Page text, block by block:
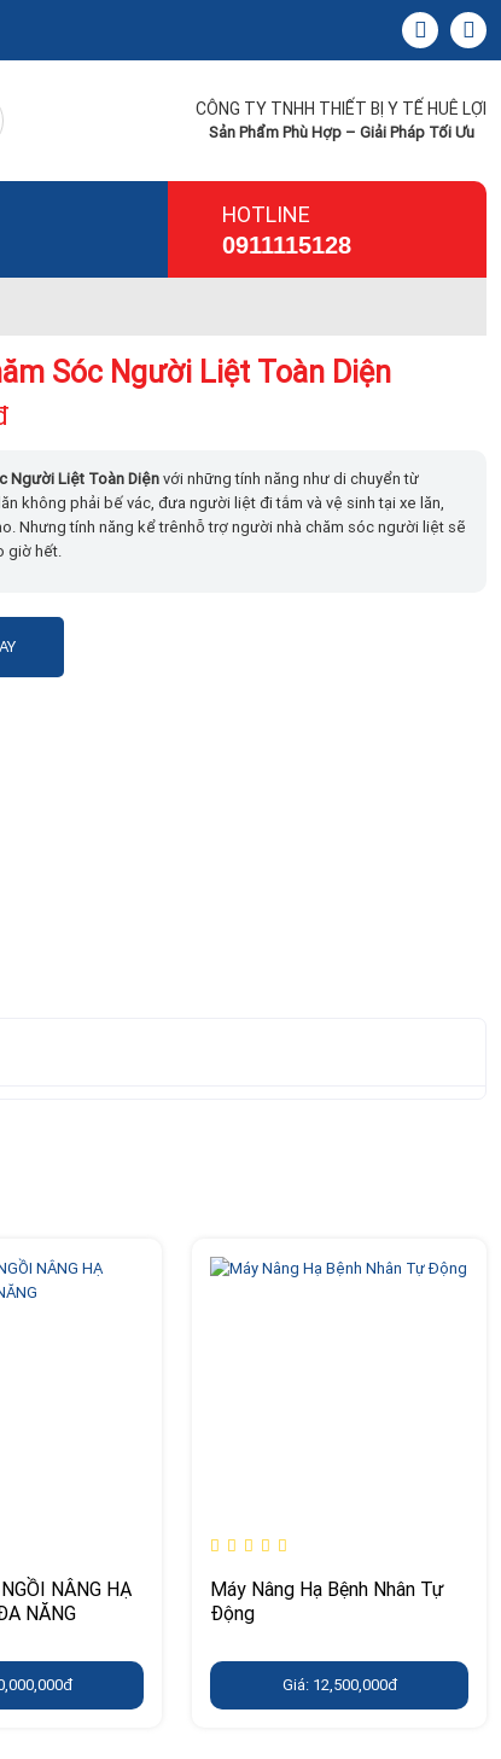
CÔNG TY TNHH THIẾT BỊ Y TẾ HUÊ LỢI
Sản Phẩm Phù Hợp – Giải Pháp Tối Ưu
HOTLINE
0911115128
Sóc Người Liệt Toàn Diện
Người Liệt Toàn Diệnvới những tính năng như di chuyển từ
không phải bế vác, đưa người liệt đi tắm và vệ sinh tại xe lăn,
Nhưng tính năng kể trênhỗ trợ người nhà chăm sóc người liệt sẽ
giờ hết.
NÂNG HẠ
NĂNG
Máy Nâng Hạ Bệnh Nhân Tự
Động
Giá: 12,500,000đ